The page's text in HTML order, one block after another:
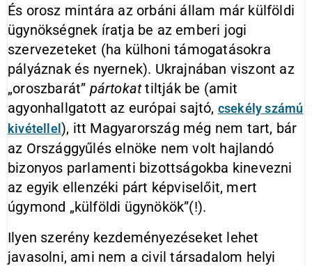
És orosz mintára az orbáni állam már külföldi
ügynökségnek íratja be az emberi jogi
szervezeteket (ha külhoni támogatásokra
pályáznak és nyernek). Ukrajnában viszont az
„oroszbarát” pártokattiltják be (amit
agyonhallgatott az európai sajtó, csekély számú
kivétellel ), itt Magyarország még nem tart, bár
az Országgyűlés elnöke nem volt hajlandó
bizonyos parlamenti bizottságokba kinevezni
az egyik ellenzéki párt képviselőit, mert
úgymond „külföldi ügynökök”(!).
Ilyen szerény kezdeményezéseket lehet
javasolni, ami nem a civil társadalom helyi